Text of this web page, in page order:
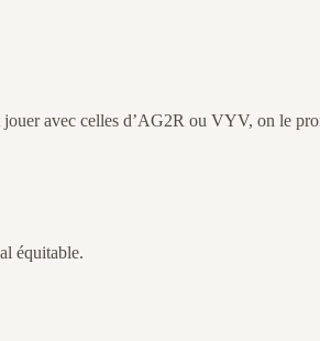
avec celles d’AG2R ou VYV, on le
équitable.